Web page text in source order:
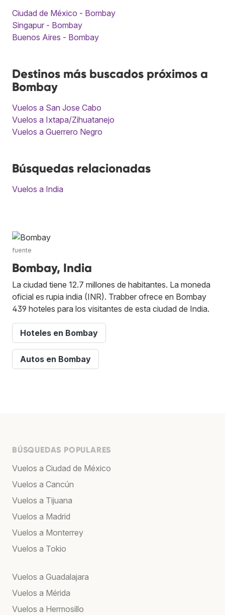
Ciudad de México - Bombay
Singapur - Bombay
Buenos Aires - Bombay
Destinos más buscados próximos a
Bombay
Vuelos a San Jose Cabo
Vuelos a Ixtapa/Zihuatanejo
Vuelos a Guerrero Negro
Búsquedas relacionadas
Vuelos a India
fuente
Bombay, India
La ciudad tiene 12.7 millones de habitantes. La moneda
oficial es rupia india (INR). Trabber ofrece en Bombay
439 hoteles para los visitantes de esta ciudad de India.
Hoteles en Bombay
Autos en Bombay
BÚSQUEDAS POPULARES
Vuelos a Ciudad de México
Vuelos a Cancún
Vuelos a Tijuana
Vuelos a Madrid
Vuelos a Monterrey
Vuelos a Tokio
Vuelos a Guadalajara
Vuelos a Mérida
Vuelos a Hermosillo